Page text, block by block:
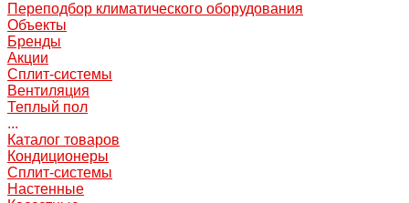
Переподбор климатического оборудования
Объекты
Бренды
Акции
Сплит-системы
Вентиляция
Теплый пол
...
Каталог товаров
Кондиционеры
Сплит-системы
Настенные